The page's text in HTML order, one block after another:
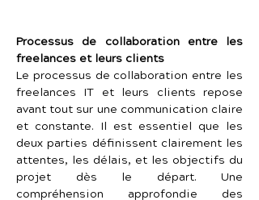
Processus de collaboration entre les
freelances et leurs clients
Le processus de collaboration entre les
freelances IT et leurs clients repose
avant tout sur une communication claire
et constante. Il est essentiel que les
deux parties définissent clairement les
attentes, les délais, et les objectifs du
projet dès le départ. Une
compréhension approfondie des